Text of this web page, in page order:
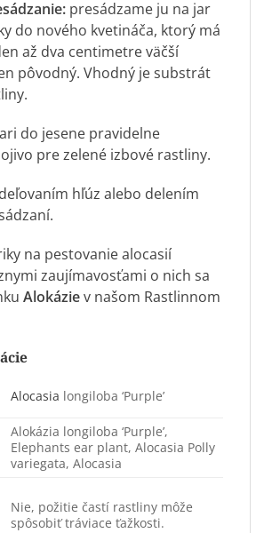
presádzame ju na jar
do nového kvetináča, ktorý má
až dva centimetre väčší
pôvodný. Vhodný je substrát
do jesene pravidelne
pre zelené izbové rastliny.
hľúz alebo delením
na pestovanie alocasií
zaujímavosťami o nich sa
Alokáziev našom Rastlinnom
Alocasia longiloba ‘Purple’
Alokázia longiloba ‘Purple’,
Elephants ear plant, Alocasia Polly
variegata, Alocasia
Nie, požitie častí rastliny môže
spôsobiť tráviace ťažkosti.